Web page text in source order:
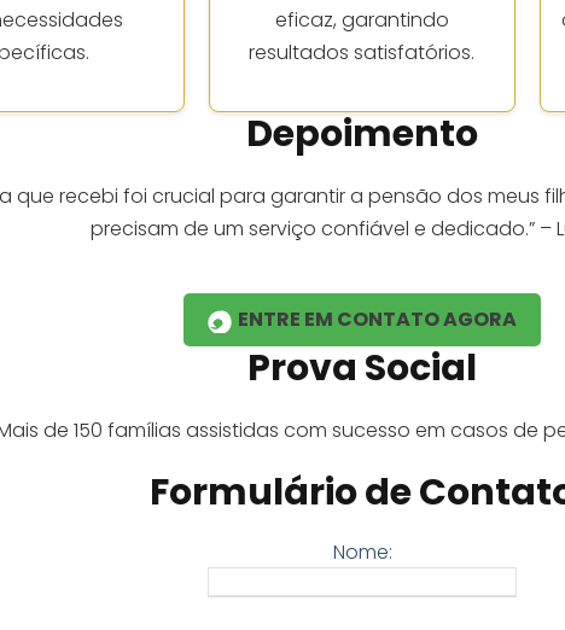
eficaz, garantindo
resultados satisfatórios.
Depoimento
que recebi foi crucial para garantir a pensão dos meus
precisam de um serviço confiável e dedicado.” –
ENTRE EM CONTATO AGORA
Prova Social
de 150 famílias assistidas com sucesso em casos de
Formulário de
Nome: